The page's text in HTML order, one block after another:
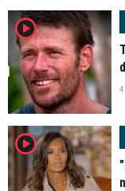
player2
player2